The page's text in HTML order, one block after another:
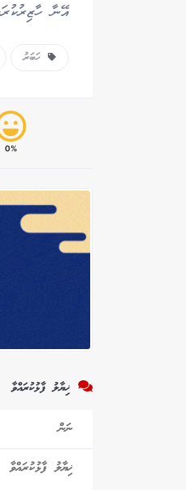
އޭނާ
ހަބަރު
0%
ޚިޔާލު ފާޅުކުރައްވާ